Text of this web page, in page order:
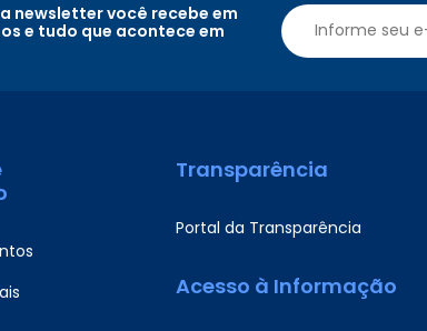
newsletter você recebe em
e tudo que acontece em
Transparência
Portal da Transparência
Acesso à Informação